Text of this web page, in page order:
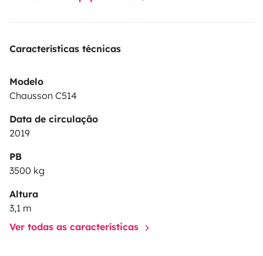
Características técnicas
Modelo
Chausson C514
Data de circulação
2019
PB
3500 kg
Altura
3,1 m
Ver todas as características